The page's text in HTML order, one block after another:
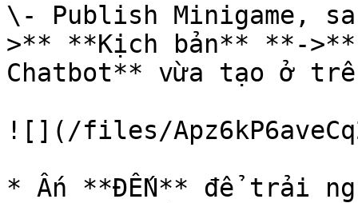
\- Publish Minigame,
>** **Kịch bản** **->**
Chatbot** vừa tạo ở
![](/files/
* Ấn **ĐẾN** để trải